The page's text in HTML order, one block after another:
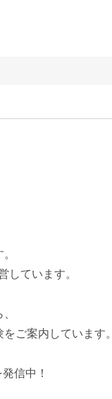
しています。
ご案内しています。
信中！